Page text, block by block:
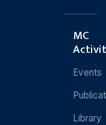
MC
Events
Library